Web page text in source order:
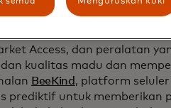
Buzzworthy Ventures(juga
lebah skala kecil
Access, dan peralatan
kualitas madu dan
BeeKind , platform
prediktif untuk memberikan